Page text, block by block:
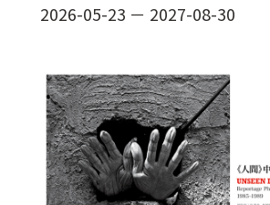
2026-05-23 － 2027-08-30